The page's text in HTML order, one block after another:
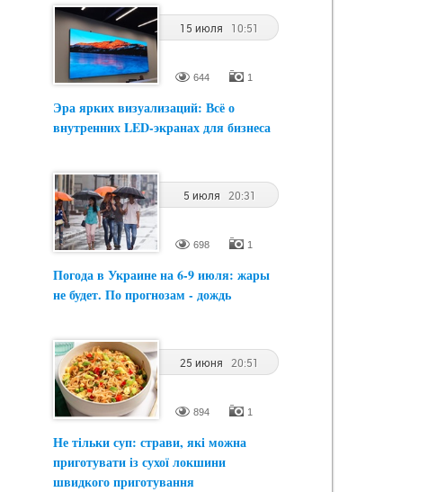
15 июля 10:51
644 1
Эра ярких визуализаций: Всё о
внутренних LED-экранах для бизнеса
5 июля 20:31
698 1
Погода в Украине на 6-9 июля: жары
не будет. По прогнозам - дождь
25 июня 20:51
894 1
Не тільки суп: страви, які можна
приготувати із сухої локшини
швидкого приготування